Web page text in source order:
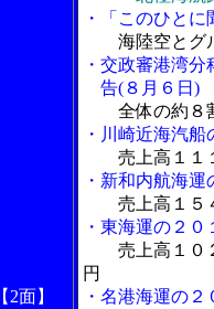
【2面】
・「このひと
海陸空とグ
・交政審港湾
告(８月６日)
全体の約８
・川崎近海汽
売上高１１
・新和内航海
売上高１５
・東海運の２
売上高１０
円
・名港海運の